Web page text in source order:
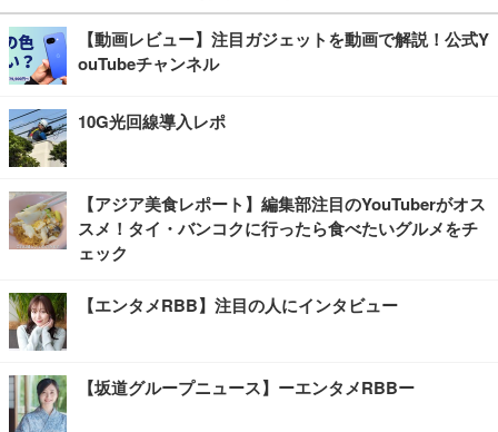
【動画レビュー】注目ガジェットを動画で解説！公式Y
ouTubeチャンネル
10G光回線導入レポ
【アジア美食レポート】編集部注目のYouTuberがオス
スメ！タイ・バンコクに行ったら食べたいグルメをチ
ェック
【エンタメRBB】注目の人にインタビュー
【坂道グループニュース】ーエンタメRBBー